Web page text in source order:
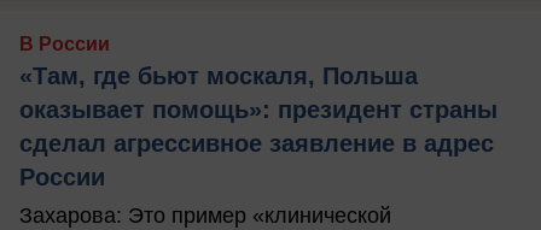
В России
«Там, где бьют москаля, Польша
оказывает помощь»: президент страны
сделал агрессивное заявление в адрес
России
Захарова: Это пример «клинической